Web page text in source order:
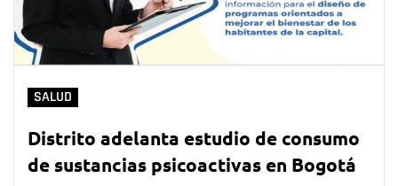
SALUD
Distrito adelanta estudio de consumo
de sustancias psicoactivas en Bogotá